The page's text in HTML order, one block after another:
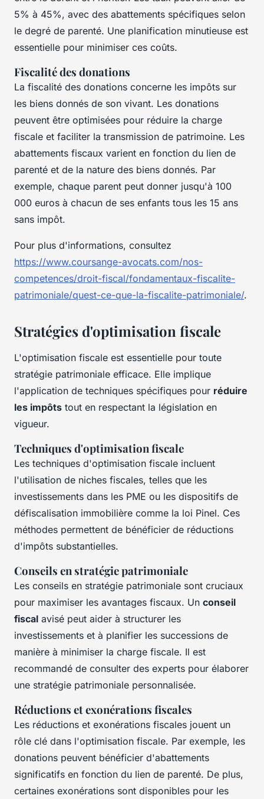
5% à 45%, avec des abattements spécifiques selon
le degré de parenté. Une planification minutieuse est
essentielle pour minimiser ces coûts.
Fiscalité des donations
La fiscalité des donations concerne les impôts sur
les biens donnés de son vivant. Les donations
peuvent être optimisées pour réduire la charge
fiscale et faciliter la transmission de patrimoine. Les
abattements fiscaux varient en fonction du lien de
parenté et de la nature des biens donnés. Par
exemple, chaque parent peut donner jusqu'à 100
000 euros à chacun de ses enfants tous les 15 ans
sans impôt.
Pour plus d'informations, consultez
https://www.coursange-avocats.com/nos-
competences/droit-fiscal/fondamentaux-fiscalite-
patrimoniale/quest-ce-que-la-fiscalite-patrimoniale/.
Stratégies d'optimisation fiscale
L'optimisation fiscale est essentielle pour toute
stratégie patrimoniale efficace. Elle implique
l'application de techniques spécifiques pour réduire
les impôts tout en respectant la législation en
vigueur.
Techniques d'optimisation fiscale
Les techniques d'optimisation fiscale incluent
l'utilisation de niches fiscales, telles que les
investissements dans les PME ou les dispositifs de
défiscalisation immobilière comme la loi Pinel. Ces
méthodes permettent de bénéficier de réductions
d'impôts substantielles.
Conseils en stratégie patrimoniale
Les conseils en stratégie patrimoniale sont cruciaux
pour maximiser les avantages fiscaux. Un conseil
fiscal avisé peut aider à structurer les
investissements et à planifier les successions de
manière à minimiser la charge fiscale. Il est
recommandé de consulter des experts pour élaborer
une stratégie patrimoniale personnalisée.
Réductions et exonérations fiscales
Les réductions et exonérations fiscales jouent un
rôle clé dans l'optimisation fiscale. Par exemple, les
donations peuvent bénéficier d'abattements
significatifs en fonction du lien de parenté. De plus,
certaines exonérations sont disponibles pour les